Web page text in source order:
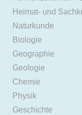
Heimat- und
Naturkunde
Biologie
Geographie
Geologie
Chemie
Physik
Geschichte